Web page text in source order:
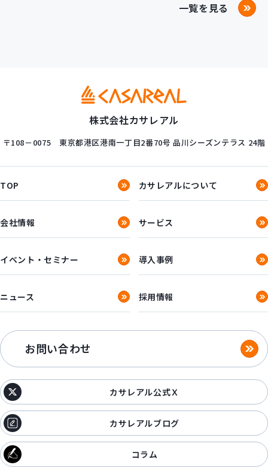
一覧を見る
株式会社カサレアル
〒108－0075 東京都港区港南一丁目2番70号 品川シーズンテラス 24階
TOP カサレアルについて
会社情報 サービス
イベント・セミナー 導入事例
ニュース 採用情報
お問い合わせ
カサレアル公式Ｘ
カサレアルブログ
コラム